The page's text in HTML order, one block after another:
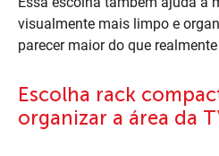
visualmente mais limpo e
parecer maior do que realmente
Escolha rack
organizar a área da